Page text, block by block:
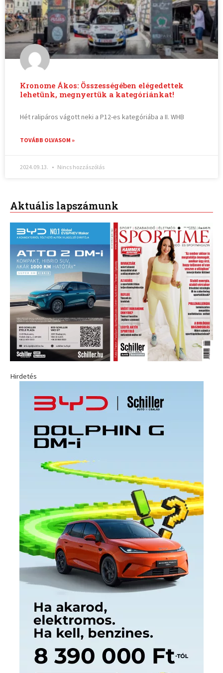
Kronome Ákos: Összességében elégedettek
lehetünk, megnyertük a kategóriánkat!
Hét ralipáros vágott neki a P12-es kategóriába a II. WHB
TOVÁBB OLVASOM »
2024.09.13. Nincs hozzászólás
Aktuális lapszámunk
Hirdetés